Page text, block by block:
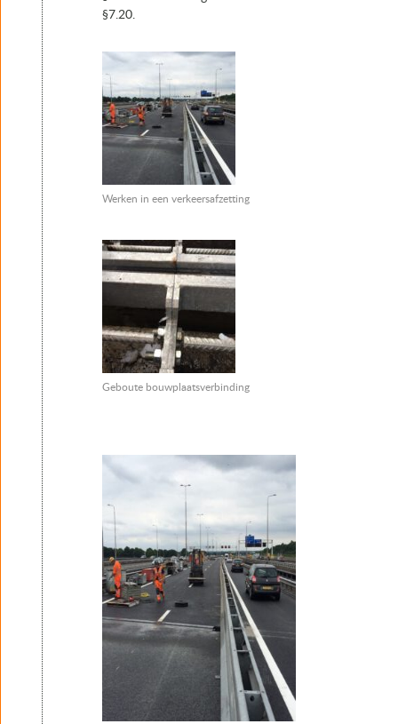
§7.20.
Werken in een verkeersafzetting
Geboute bouwplaatsverbinding